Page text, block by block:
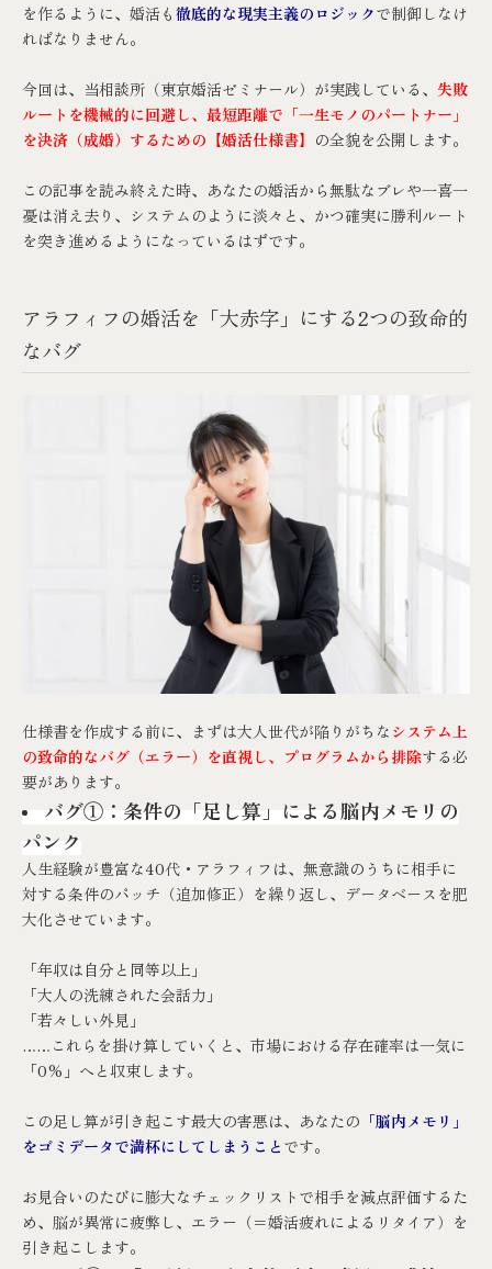
を作るように、婚活も 徹底的な現実主義のロジックで制御しなけ
ればなりません。
今回は、当相談所（東京婚活ゼミナール）が実践している、 失敗
ルートを機械的に回避し、最短距離で「一生モノのパートナー」
を決済（成婚）するための【婚活仕様書】 の全貌を公開します。
この記事を読み終えた時、あなたの婚活から無駄なブレや一喜一
憂は消え去り、システムのように淡々と、かつ確実に勝利ルート
を突き進めるようになっているはずです。
アラフィフの婚活を「大赤字」にする2つの致命的
なバグ
仕様書を作成する前に、まずは大人世代が陥りがちな システム上
の致命的なバグ（エラー）を直視し、プログラムから排除する必
要があります。
バグ①：条件の「足し算」による脳内メモリの
パンク
人生経験が豊富な40代・アラフィフは、無意識のうちに相手に
対する条件のパッチ（追加修正）を繰り返し、データベースを肥
大化させています。
「年収は自分と同等以上」
「大人の洗練された会話力」
「若々しい外見」
……これらを掛け算していくと、市場における存在確率は一気に
「0%」へと収束します。
この足し算が引き起こす最大の害悪は、あなたの 「脳内メモリ」
をゴミデータで満杯にしてしまうこと です。
お見合いのたびに膨大なチェックリストで相手を減点評価するた
め、脳が異常に疲弊し、エラー（＝婚活疲れによるリタイア）を
引き起こします。